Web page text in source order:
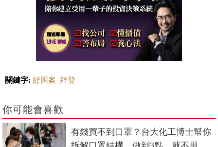
關鍵字: 紓困案 拜登
你可能會喜歡
有錢買不到口罩？台大化工博士幫你